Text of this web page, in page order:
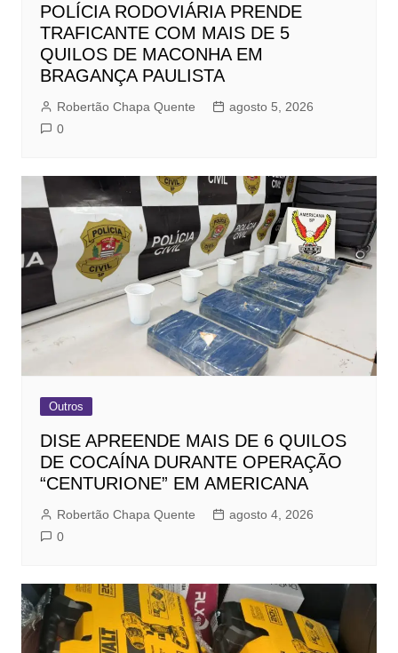
POLÍCIA RODOVIÁRIA PRENDE
TRAFICANTE COM MAIS DE 5
QUILOS DE MACONHA EM
BRAGANÇA PAULISTA
Robertão Chapa Quente
agosto 5, 2026
0
Outros
DISE APREENDE MAIS DE 6 QUILOS
DE COCAÍNA DURANTE OPERAÇÃO
“CENTURIONE” EM AMERICANA
Robertão Chapa Quente
agosto 4, 2026
0